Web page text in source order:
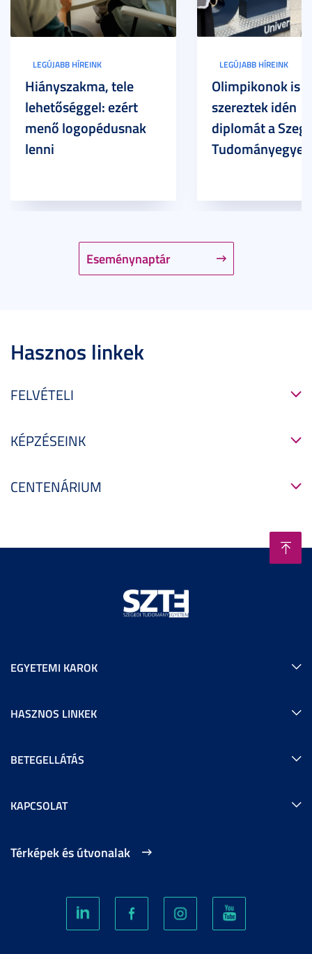
Eseménynaptár
LEGÚJABB HÍREINK
Hiányszakma, tele
lehetőséggel: ezért
menő logopédusnak
lenni
LEGÚJABB HÍREINK
Olimpikonok is
szereztek idén
diplomát a
Hasznos linkek
FELVÉTELI
KÉPZÉSEINK
CENTENÁRIUM
EGYETEMI KAROK
HASZNOS LINKEK
BETEGELLÁTÁS
KAPCSOLAT
Térképek és útvonalak